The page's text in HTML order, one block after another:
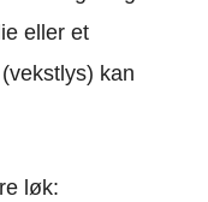
eller et
kan
løk: